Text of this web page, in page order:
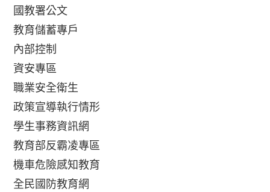
國教署公文
教育儲蓄專戶
內部控制
資安專區
職業安全衛生
政策宣導執行情形
學生事務資訊網
教育部反霸凌專區
機車危險感知教育
全民國防教育網